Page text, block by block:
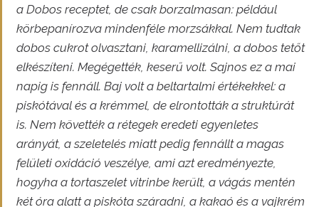
a Dobos receptet, de csak borzalmasan: például
körbepanírozva mindenféle morzsákkal. Nem tudtak
dobos cukrot olvasztani, karamellizálni, a dobos tetőt
elkészíteni. Megégették, keserű volt. Sajnos ez a mai
napig is fennáll. Baj volt a beltartalmi értékekkel: a
piskótával és a krémmel, de elrontották a struktúrát
is. Nem követték a rétegek eredeti egyenletes
arányát, a szeletelés miatt pedig fennállt a magas
felületi oxidáció veszélye, ami azt eredményezte,
hogyha a tortaszelet vitrinbe került, a vágás mentén
két óra alatt a piskóta száradni, a kakaó és a vajkrém